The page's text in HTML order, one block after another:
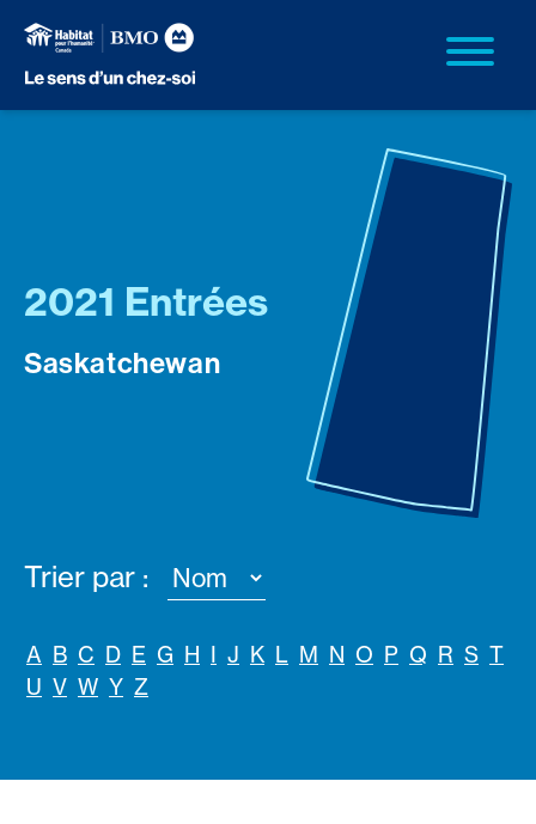
2021 Entrées
Saskatchewan
Trier par :
A B C D E G H I J K L M N O P Q R S T
U V W Y Z